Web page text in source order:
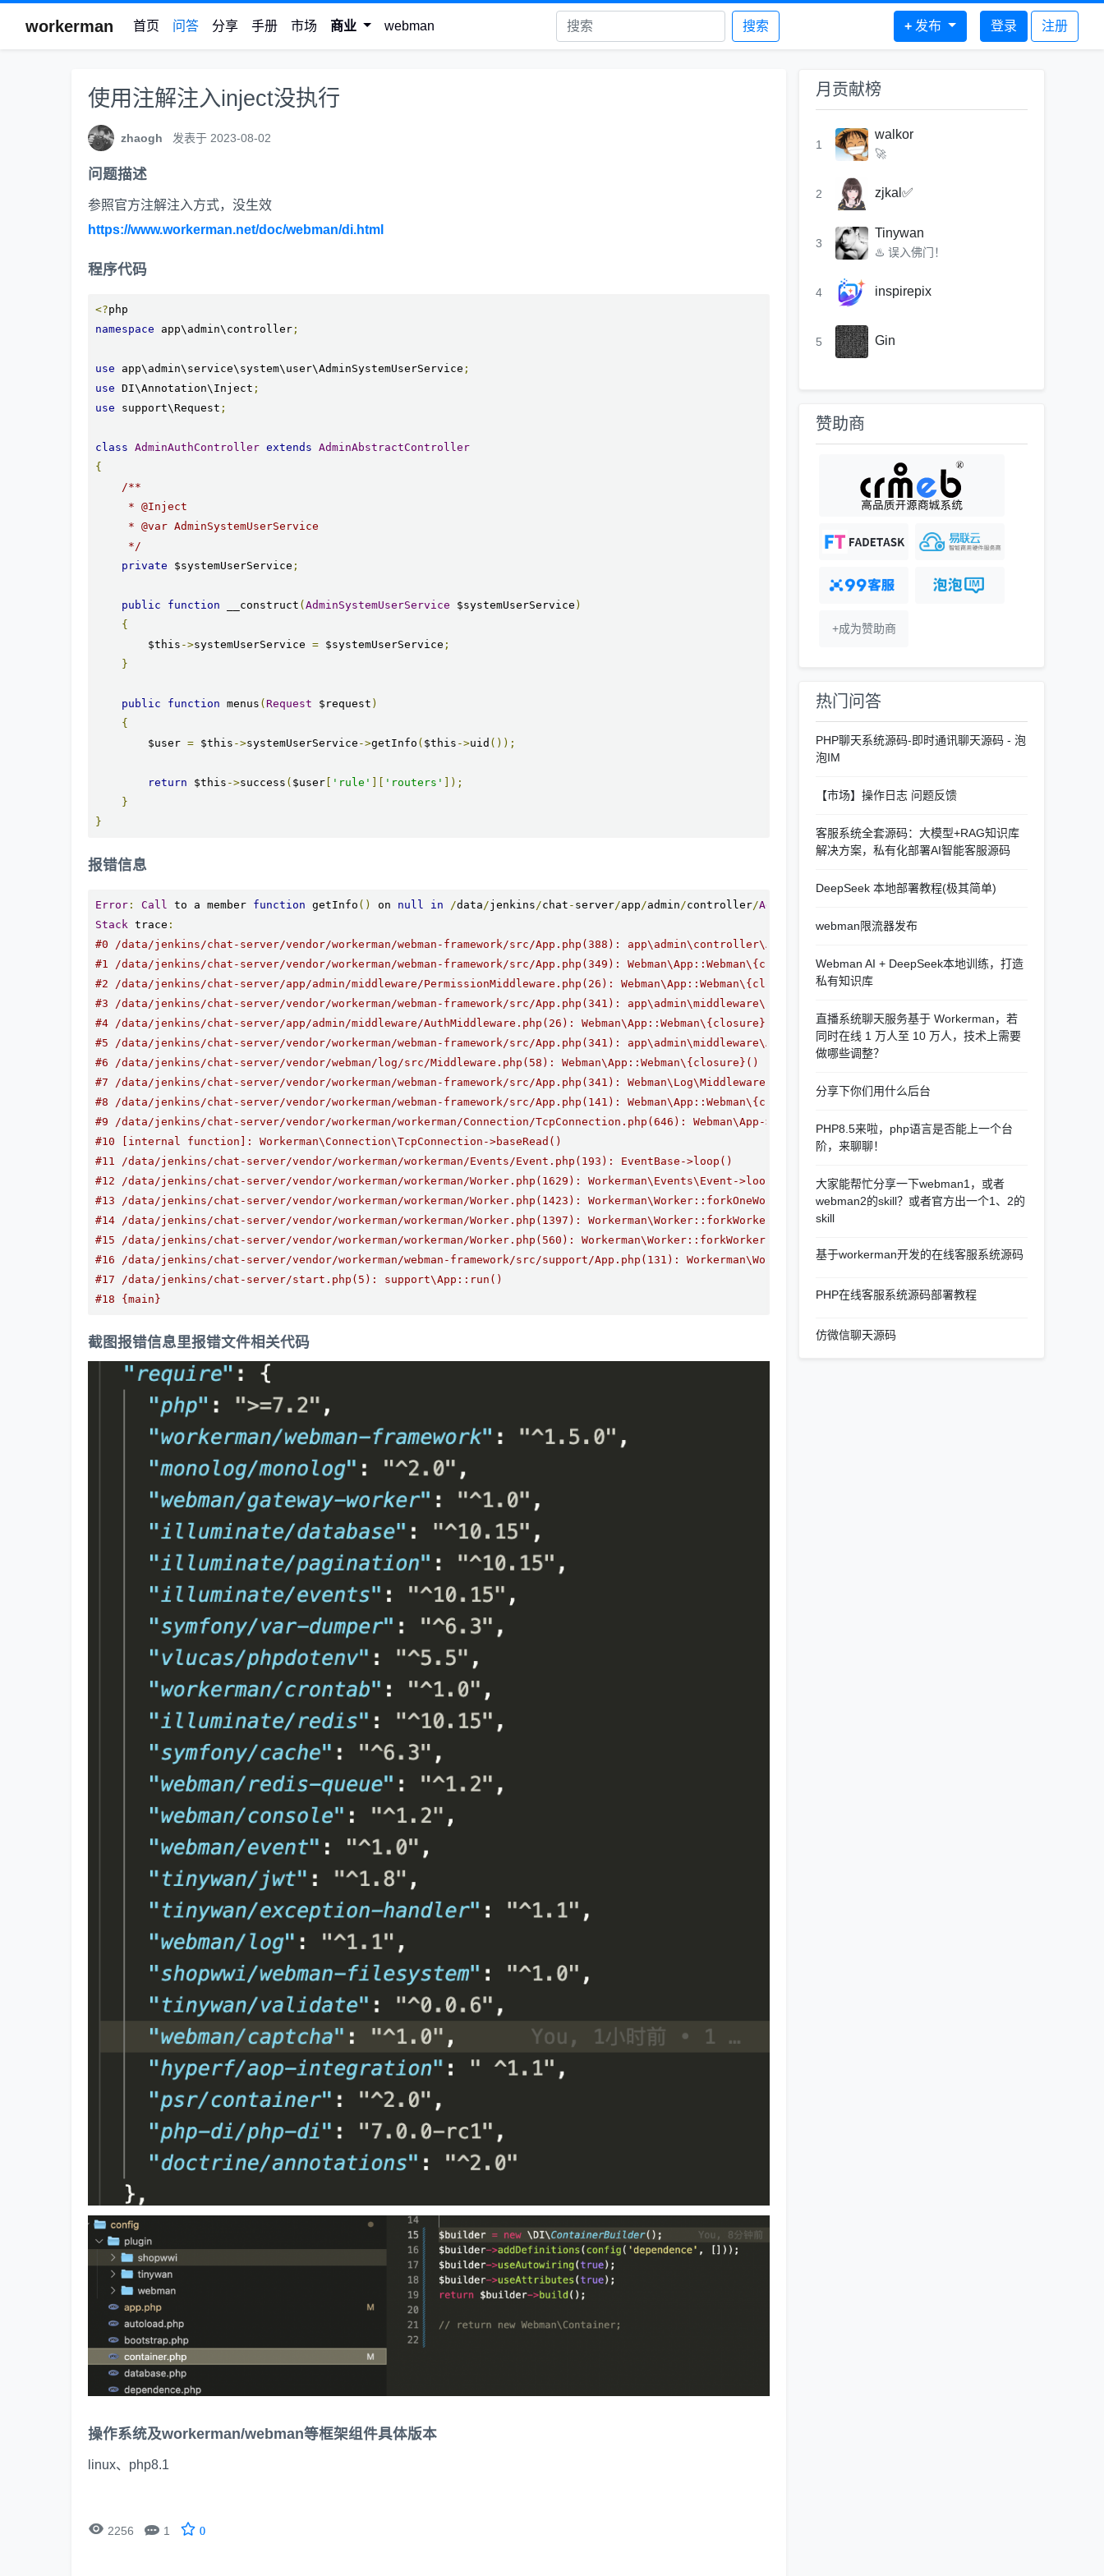
workerman 首页 问答 分享 手册 市场 商业 webman 搜索 + 发布 登录 注册
使用注解注入inject没执行
zhaogh 发表于 2023-08-02
问题描述
参照官方注解注入方式，没生效
https://www.workerman.net/doc/webman/di.html
程序代码
<?
namespace app\admin\controller ;
use app\admin\service\system\user\AdminSystemUserService ;
use DI\Annotation\Inject ;
use support\Request ;
class AdminAuthController extends AdminAbstractController
{
/**
     * @Inject
     * @var AdminSystemUserService
     */
private $systemUserService ;
public function __construct ( AdminSystemUserService $systemUserService )
{
        $this
->systemUserService = $systemUserService ;
}
public function menus ( Request $request )
{
        $user
= $this ->systemUserService ->getInfo ( $this ->uid ());
return $this ->success ( $user 'rule' 'routers'
]);
}
}
报错信息
Error : Call to a member function getInfo () on null in /data /jenkins /chat - server/app /admin /controller/AdminAuthController
Stack trace :
#0 /data/jenkins/chat-server/vendor/workerman/webman-framework/src/App.php(388): app\admin\controller\AdminAuthController->menus()
#1 /data/jenkins/chat-server/vendor/workerman/webman-framework/src/App.php(349): Webman\App::Webman\{closure}()
#2 /data/jenkins/chat-server/app/admin/middleware/PermissionMiddleware.php(26): Webman\App::Webman\{closure}()
#3 /data/jenkins/chat-server/vendor/workerman/webman-framework/src/App.php(341): app\admin\middleware\PermissionMiddleware->process()
#4 /data/jenkins/chat-server/app/admin/middleware/AuthMiddleware.php(26): Webman\App::Webman\{closure}()
#5 /data/jenkins/chat-server/vendor/workerman/webman-framework/src/App.php(341): app\admin\middleware\AuthMiddleware->process()
#6 /data/jenkins/chat-server/vendor/webman/log/src/Middleware.php(58): Webman\App::Webman\{closure}()
#7 /data/jenkins/chat-server/vendor/workerman/webman-framework/src/App.php(341): Webman\Log\Middleware->process()
#8 /data/jenkins/chat-server/vendor/workerman/webman-framework/src/App.php(141): Webman\App::Webman\{closure}()
#9 /data/jenkins/chat-server/vendor/workerman/workerman/Connection/TcpConnection.php(646): Webman\App->onMessage()
#10 [internal function]: Workerman\Connection\TcpConnection->baseRead()
#11 /data/jenkins/chat-server/vendor/workerman/workerman/Events/Event.php(193): EventBase->loop()
#12 /data/jenkins/chat-server/vendor/workerman/workerman/Worker.php(1629): Workerman\Events\Event->loop()
#13 /data/jenkins/chat-server/vendor/workerman/workerman/Worker.php(1423): Workerman\Worker::forkOneWorkerForLinux()
#14 /data/jenkins/chat-server/vendor/workerman/workerman/Worker.php(1397): Workerman\Worker::forkWorkersForLinux()
#15 /data/jenkins/chat-server/vendor/workerman/workerman/Worker.php(560): Workerman\Worker::forkWorkers()
#16 /data/jenkins/chat-server/vendor/workerman/webman-framework/src/support/App.php(131): Workerman\Worker::runAll()
#17 /data/jenkins/chat-server/start.php(5): support\App::run()
#18 {main}
截图报错信息里报错文件相关代码
操作系统及workerman/webman等框架组件具体版本
linux、php8.1
 2256  1 0
月贡献榜
1
walkor
🚀
2 zjkal✅
3
Tinywan
♨️ 误入佛门！
4 inspirepix
5 Gin
赞助商
+成为赞助商
热门问答
PHP聊天系统源码-即时通讯聊天源码 - 泡
泡IM
【市场】操作日志 问题反馈
客服系统全套源码：大模型+RAG知识库
解决方案，私有化部署AI智能客服源码
DeepSeek 本地部署教程(极其简单)
webman限流器发布
Webman AI + DeepSeek本地训练，打造
私有知识库
直播系统聊天服务基于 Workerman，若
同时在线 1 万人至 10 万人，技术上需要
做哪些调整？
分享下你们用什么后台
PHP8.5来啦，php语言是否能上一个台
阶，来聊聊！
大家能帮忙分享一下webman1，或者
webman2的skill？或者官方出一个1、2的
skill
基于workerman开发的在线客服系统源码
PHP在线客服系统源码部署教程
仿微信聊天源码